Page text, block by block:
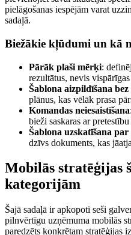
pielāgošanas iespējām varat
sadaļā.
Biežākie kļūdumi un kā
Pārāk plaši mērķi:
rezultātus, nevis
Šablona aizpildīšana
plānus, kas vēlāk prasa
Komandas neiesaistīšana
bieži saskaras ar
Šablona uzskatīšana
dzīvs dokuments, kas
Mobilās stratēģijas
kategorijām
Šajā sadaļā ir apkopoti seši
pilnvērtīgu uzņēmuma mobilās
paredzēts konkrētam stratēģijas